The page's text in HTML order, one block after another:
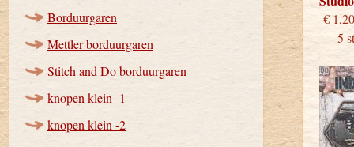
Borduurgaren
Mettler borduurgaren
Stitch and Do borduurgaren
knopen klein -1
knopen klein -2
5